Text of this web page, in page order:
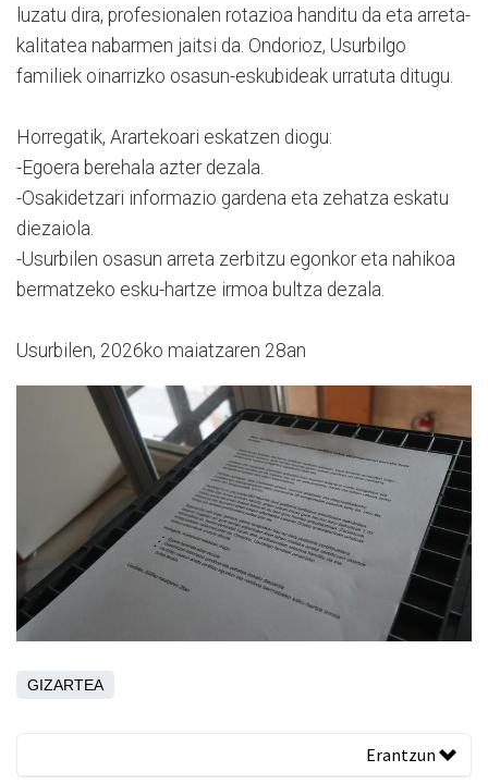
luzatu dira, profesionalen rotazioa handitu da eta arreta-
kalitatea nabarmen jaitsi da. Ondorioz, Usurbilgo
familiek oinarrizko osasun-eskubideak urratuta ditugu.
Horregatik, Arartekoari eskatzen diogu:
-Egoera berehala azter dezala.
-Osakidetzari informazio gardena eta zehatza eskatu
diezaiola.
-Usurbilen osasun arreta zerbitzu egonkor eta nahikoa
bermatzeko esku-hartze irmoa bultza dezala.
Usurbilen, 2026ko maiatzaren 28an
GIZARTEA
Erantzun